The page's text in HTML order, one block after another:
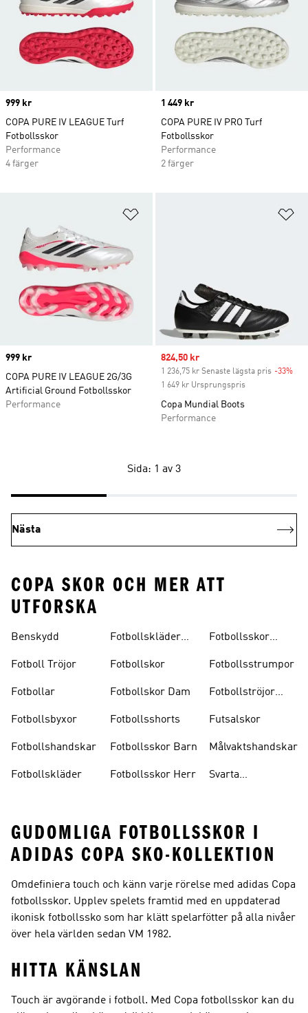
Price
999 kr
COPA PURE IV LEAGUE Turf
Fotbollsskor
Performance
4 färger
Price
1 449 kr
COPA PURE IV PRO Turf
Fotbollsskor
Performance
2 färger
Price
999 kr
COPA PURE IV LEAGUE 2G/3G
Artificial Ground Fotbollsskor
Performance
Sale price
824,50 kr
1 236,75 kr Senaste lägsta pris -33%
1 649 kr Ursprungspris
Copa Mundial Boots
Performance
Sida: 1 av 3
Nästa
COPA SKOR OCH MER ATT
UTFORSKA
Benskydd
Fotboll Tröjor
Fotbollar
Fotbollsbyxor
Fotbollshandskar
Fotbollskläder
Fotbollskläder
Fotbollskor
Fotbollskor Dam
Fotbollsshorts
Fotbollsskor Barn
Fotbollsskor Herr
Fotbollsskor
Fotbollsstrumpor
Fotbollströjor
Futsalskor
Målvaktshandskar
Svarta
GUDOMLIGA FOTBOLLSSKOR I
ADIDAS COPA SKO-KOLLEKTION
Omdefiniera touch och känn varje rörelse med adidas Copa
fotbollsskor. Upplev spelets framtid med en uppdaterad
ikonisk fotbollssko som har klätt spelarfötter på alla nivåer
över hela världen sedan VM 1982.
HITTA KÄNSLAN
Touch är avgörande i fotboll. Med Copa fotbollsskor kan du